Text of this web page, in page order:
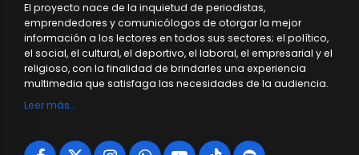
El proyecto nace de la inquietud de periodistas,
emprendedores y comunicólogos de otorgar la mejor
información a los lectores en todos sus sectores; el político,
el social, el cultural, el deportivo, el laboral, el empresarial y el
religioso, con la finalidad de brindarles una experiencia
multimedia que satisfaga las necesidades de la audiencia.
Leer más…